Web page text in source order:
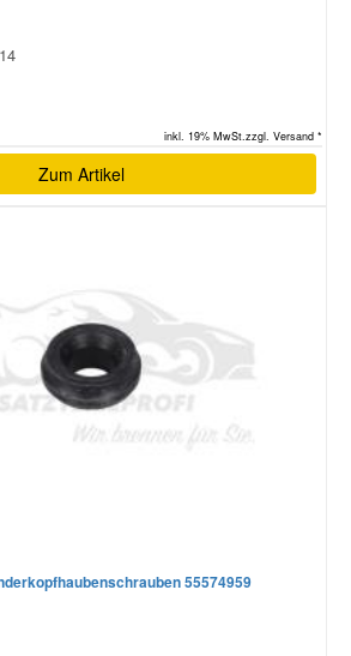
inkl. 19% MwSt.zzgl. Versand *
Zum Artikel
55574959